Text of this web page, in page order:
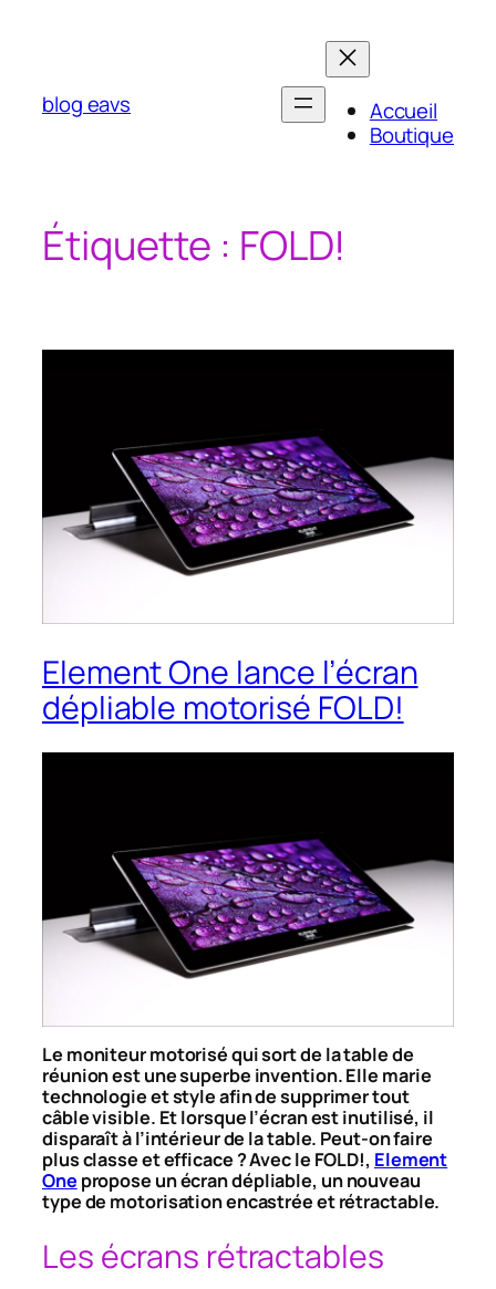
blog eavs
Accueil
Boutique
Étiquette : FOLD!
Element One lance l’écran
dépliable motorisé FOLD!
Le moniteur motorisé qui sort de la table de
réunion est une superbe invention. Elle marie
technologie et style afin de supprimer tout
câble visible. Et lorsque l’écran est inutilisé, il
disparaît à l’intérieur de la table. Peut-on faire
plus classe et efficace ? Avec le FOLD!, Element
One propose un écran dépliable, un nouveau
type de motorisation encastrée et rétractable.
Les écrans rétractables